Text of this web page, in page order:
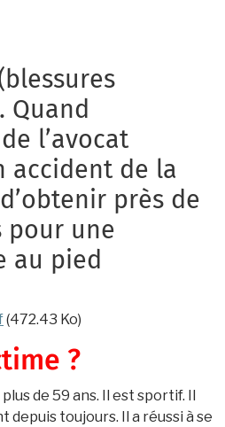
Quand
l’avocat
accident de la
près de
pour une
au pied
(472.43 Ko)
?
de 59 ans. Il est sportif. Il
depuis toujours. Il a réussi à se